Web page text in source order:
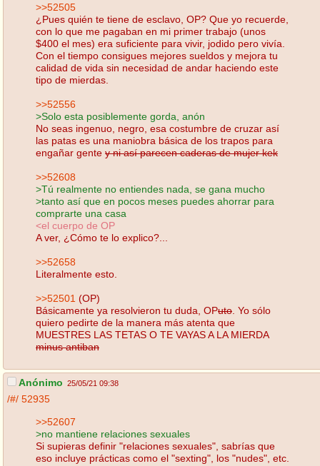
>>52505
¿Pues quién te tiene de esclavo, OP? Que yo recuerde,
con lo que me pagaban en mi primer trabajo (unos
$400 el mes) era suficiente para vivir, jodido pero vivía.
Con el tiempo consigues mejores sueldos y mejora tu
calidad de vida sin necesidad de andar haciendo este
tipo de mierdas.
>>52556
>Solo esta posiblemente gorda, anón
No seas ingenuo, negro, esa costumbre de cruzar así
las patas es una maniobra básica de los trapos para
engañar gente y ni así parecen caderas de mujer kek
>>52608
>Tú realmente no entiendes nada, se gana mucho
>tanto así que en pocos meses puedes ahorrar para
comprarte una casa
<el cuerpo de OP
A ver, ¿Cómo te lo explico?...
>>52658
Literalmente esto.
>>52501 (OP)
Básicamente ya resolvieron tu duda, OPuto . Yo sólo
quiero pedirte de la manera más atenta que
MUESTRES LAS TETAS O TE VAYAS A LA MIERDA
minus antiban
Anónimo 25/05/21 09:38
/#/ 52935
>>52607
>no mantiene relaciones sexuales
Si supieras definir "relaciones sexuales", sabrías que
eso incluye prácticas como el "sexting", los "nudes", etc.